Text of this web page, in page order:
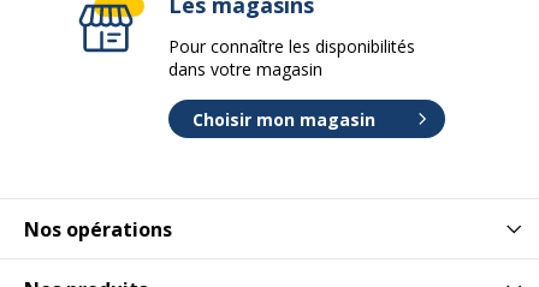
Nos opérations
Pour connaître les disponibilités
dans votre magasin
Choisir mon magasin